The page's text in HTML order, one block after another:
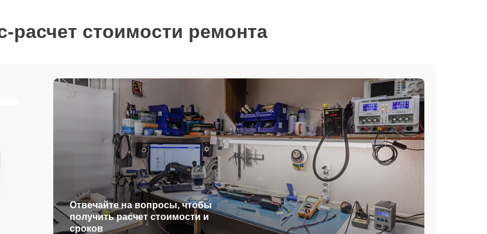
расчет стоимости ремонта
Отвечайте на вопросы, чтобы
получить расчет стоимости и
сроков